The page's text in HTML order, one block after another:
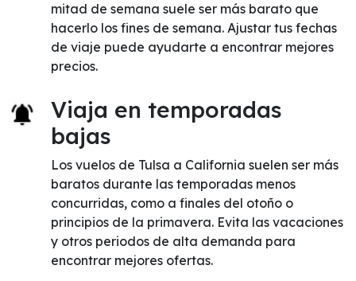
mitad de semana suele ser más barato que
hacerlo los fines de semana. Ajustar tus fechas
de viaje puede ayudarte a encontrar mejores
precios.
Viaja en temporadas
bajas
Los vuelos de Tulsa a California suelen ser más
baratos durante las temporadas menos
concurridas, como a finales del otoño o
principios de la primavera. Evita las vacaciones
y otros periodos de alta demanda para
encontrar mejores ofertas.